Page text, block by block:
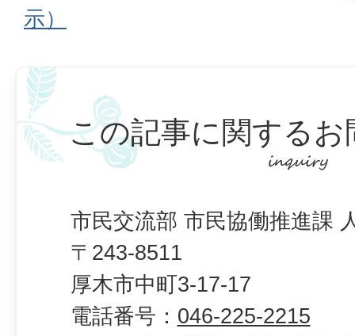
示）
この記事に関するお
市民交流部 市民協働推進課
〒243-8511
厚木市中町3-17-17
電話番号： 046-225-2215